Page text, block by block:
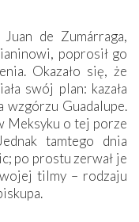
de Zumárraga,
poprosił go
Okazało się, że
swój plan: kazała
Guadalupe.
Meksyku o tej porze
tamtego dnia
po prostu zerwał je
tilmy – rodzaju